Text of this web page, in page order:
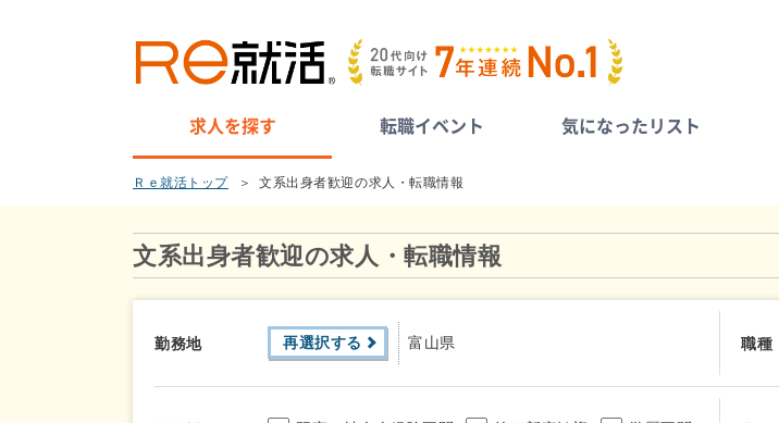
求人を探す 転職イベント 気になったリスト
Ｒｅ就活トップ 文系出身者歓迎の求人・転職情報
文系出身者歓迎の求人・転職情報
勤務地 再選択する 富山県 職種